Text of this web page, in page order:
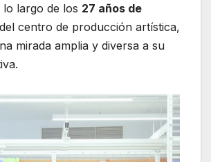
lo largo de los 27 años de
del centro de producción artística,
mirada amplia y diversa a su